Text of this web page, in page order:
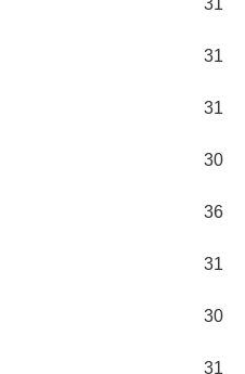
31
31
31
30
36
31
30
31